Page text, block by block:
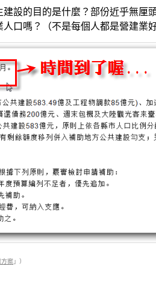
設的目的是什麼？部份近乎無
口嗎？（不是每個人都是營建
方案」）